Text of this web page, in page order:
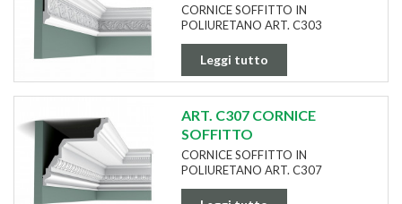
CORNICE SOFFITTO IN
POLIURETANO ART. C303
Leggi tutto
ART. C307 CORNICE
SOFFITTO
CORNICE SOFFITTO IN
POLIURETANO ART. C307